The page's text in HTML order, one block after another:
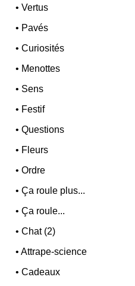
•Vertus
• Pavés
•Curiosités
• Menottes
• Sens
• Festif
•Questions
• Fleurs
•Ordre
•Ça roule plus...
•Ça roule...
•Chat (2)
•Attrape-science
•Cadeaux